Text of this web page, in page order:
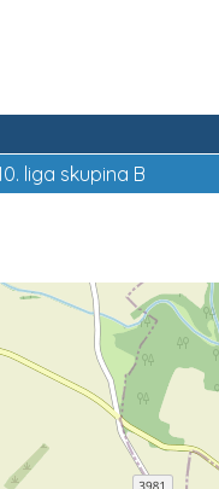
liga skupina B